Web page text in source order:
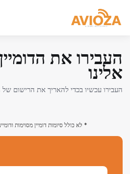
העבירו את
אלינו
העבירו עכשיו בכדי להאריך את הרישום
* לא כולל סיומות דומיין מסוימות